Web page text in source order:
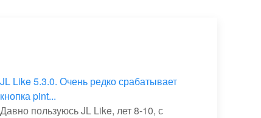
JL Like 5.3.0. Очень редко срабатывает
кнопка pint...
Давно пользуюсь JL Like, лет 8-10, с